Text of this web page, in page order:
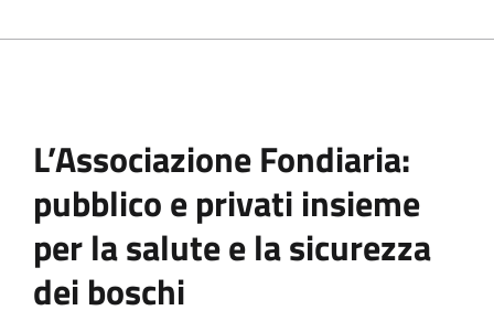
L’Associazione Fondiaria:
pubblico e privati insieme
per la salute e la sicurezza
dei boschi